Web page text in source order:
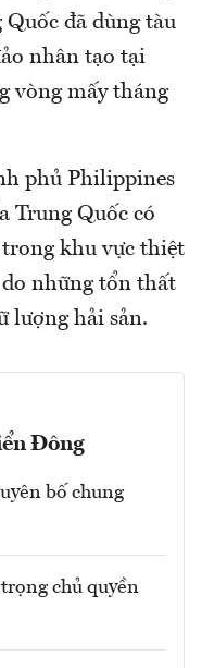
Quốc đã dùng tàu
nhân tạo tại
vòng mấy tháng
phủ Philippines
Trung Quốc có
khu vực thiệt
những tổn thất
lượng hải sản.
Đông
bố chung
chủ quyền